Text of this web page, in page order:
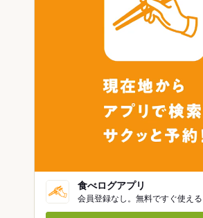
食べログアプリ
会員登録なし。無料ですぐ使える